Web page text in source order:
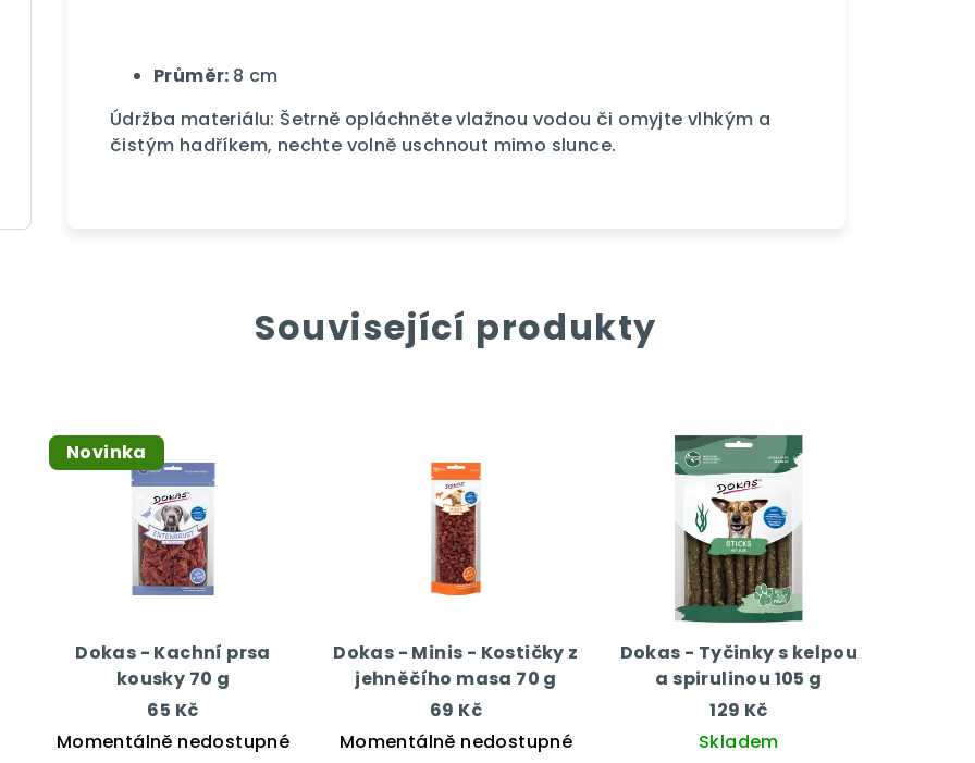
Průměr: 8 cm
Údržba materiálu: Šetrně opláchněte vlažnou vodou či omyjte vlhkým a
čistým hadříkem, nechte volně uschnout mimo slunce.
Související produkty
Novinka
Dokas - Kachní prsa
kousky 70 g
65 Kč
Momentálně nedostupné
Dokas - Minis - Kostičky z
jehněčího masa 70 g
69 Kč
Momentálně nedostupné
Dokas - Tyčinky s kelpou
a spirulinou 105 g
129 Kč
Skladem